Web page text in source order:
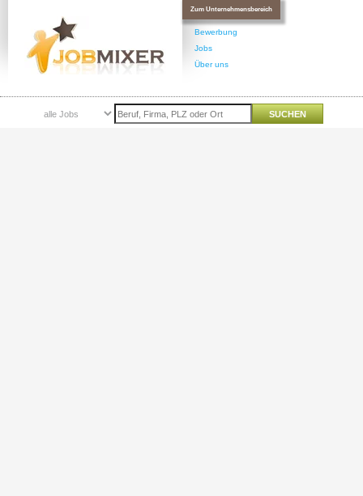
Zum Unternehmensbereich
Bewerbung
Jobs
Über uns